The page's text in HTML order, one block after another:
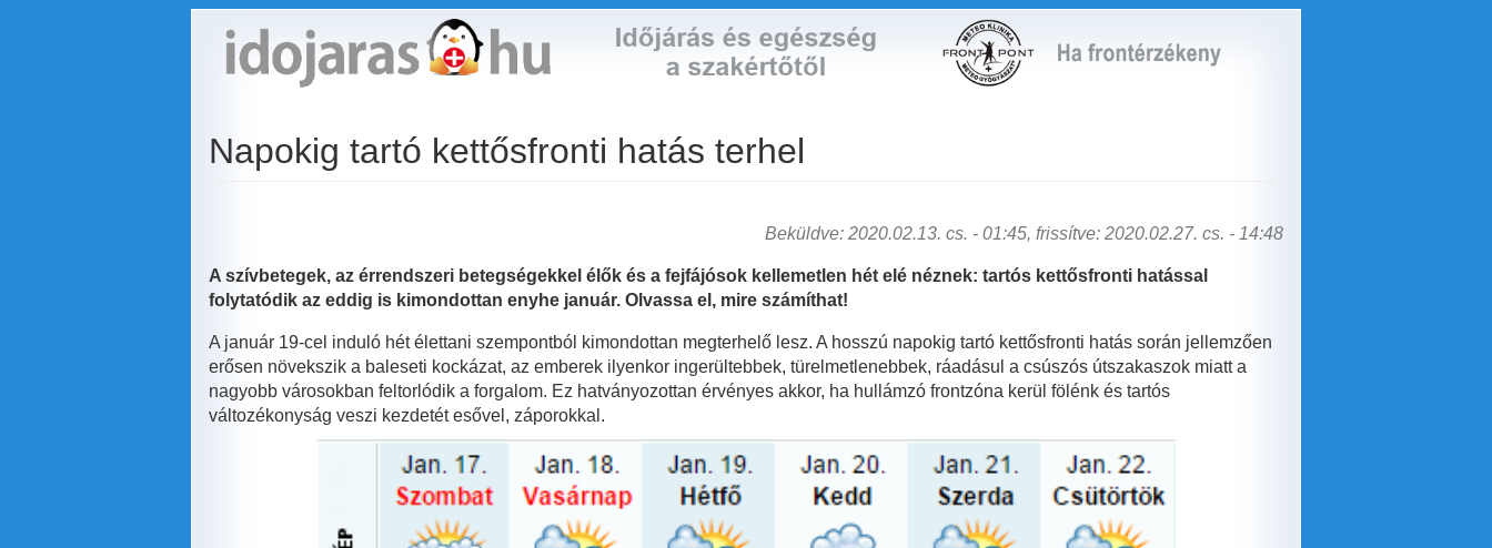
Napokig tartó kettősfronti hatás terhel
Beküldve: 2020.02.13. cs. - 01:45, frissítve: 2020.02.27. cs. - 14:48
A szívbetegek, az érrendszeri betegségekkel élők és a fejfájósok kellemetlen hét elé néznek: tartós kettősfronti hatással
folytatódik az eddig is kimondottan enyhe január. Olvassa el, mire számíthat!
A január 19-cel induló hét élettani szempontból kimondottan megterhelő lesz. A hosszú napokig tartó kettősfronti hatás során jellemzően
erősen növekszik a baleseti kockázat, az emberek ilyenkor ingerültebbek, türelmetlenebbek, ráadásul a csúszós útszakaszok miatt a
nagyobb városokban feltorlódik a forgalom. Ez hatványozottan érvényes akkor, ha hullámzó frontzóna kerül fölénk és tartós
változékonyság veszi kezdetét esővel, záporokkal.